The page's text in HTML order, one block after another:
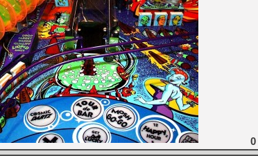
[Mo5] Deux inédits du
[GK] Le beat'em up The
[GK] Endless Legend 2 :
[LS] [PS5] Le WebKit
[GK] Oubliez Crazy Taxi,
[LS] [Switch] NSZ 5.0.0
0